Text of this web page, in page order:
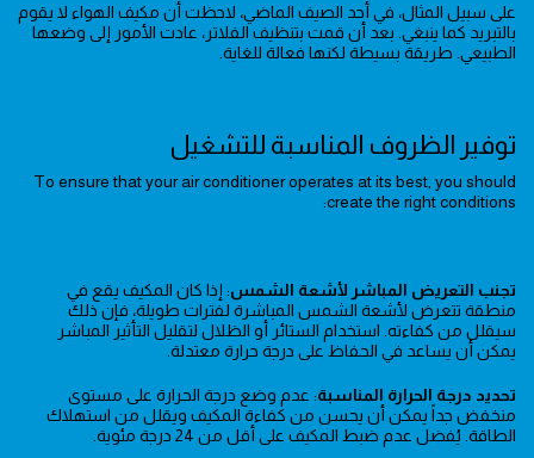
على سبيل المثال، في أحد الصيف الماضي، لاحظت أن مكيف الهواء لا يقوم
بالتبريد كما ينبغي. بعد أن قمت بتنظيف الفلاتر، عادت الأمور إلى وضعها
الطبيعي. طريقة بسيطة لكنها فعالة للغاية.
توفير الظروف المناسبة للتشغيل
To ensure that your air conditioner operates at its best, you should
create the right conditions:
تجنب التعريض المباشر لأشعة الشمس: إذا كان المكيف يقع في
منطقة تتعرض لأشعة الشمس المباشرة لفترات طويلة، فإن ذلك
سيقلل من كفاءته. استخدام الستائر أو الظلال لتقليل التأثير المباشر
يمكن أن يساعد في الحفاظ على درجة حرارة معتدلة.
تحديد درجة الحرارة المناسبة: عدم وضع درجة الحرارة على مستوى
منخفض جداً يمكن أن يحسن من كفاءة المكيف ويقلل من استهلاك
الطاقة. يُفضل عدم ضبط المكيف على أقل من 24 درجة مئوية.